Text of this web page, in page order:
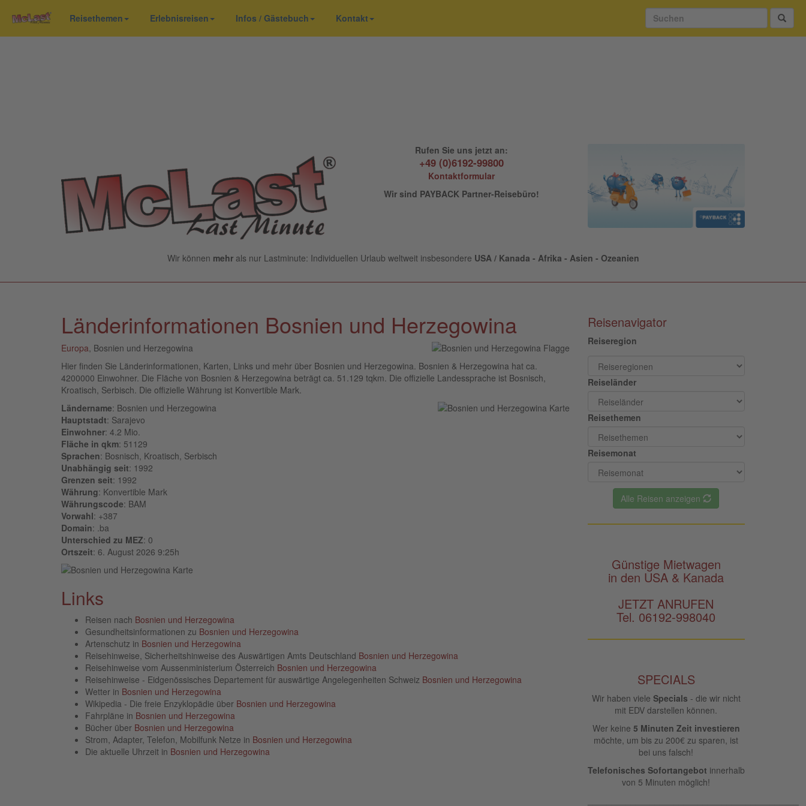
Rufen Sie uns jetzt an:
+49 (0)6192-99800
Kontaktformular
Wir sind PAYBACK Partner-Reisebüro!
Wir können mehrals nur Lastminute: Individuellen Urlaub weltweit insbesondere USA / Kanada - Afrika - Asien - Ozeanien
Reisethemen Erlebnisreisen Infos / Gästebuch Kontakt
Länderinformationen Bosnien und Herzegowina
Europa , Bosnien und Herzegowina
Hier finden Sie Länderinformationen, Karten, Links und mehr über Bosnien und Herzegowina. Bosnien & Herzegowina hat ca.
4200000 Einwohner. Die Fläche von Bosnien & Herzegowina beträgt ca. 51.129 tqkm. Die offizielle Landessprache ist Bosnisch,
Kroatisch, Serbisch. Die offizielle Währung ist Konvertible Mark.
Ländername: Bosnien und Herzegowina
Hauptstadt: Sarajevo
Einwohner: 4.2 Mio.
Fläche in qkm: 51129
Sprachen: Bosnisch, Kroatisch, Serbisch
Unabhängig seit: 1992
Grenzen seit: 1992
Währung: Konvertible Mark
Währungscode: BAM
Vorwahl: +387
Domain: .ba
Unterschied zu MEZ: 0
Ortszeit: 6. August 2026 9:25h
Links
Reisen nach Bosnien und Herzegowina
Gesundheitsinformationen zu Bosnien und Herzegowina
Artenschutz in Bosnien und Herzegowina
Reisehinweise, Sicherheitshinweise des Auswärtigen Amts Deutschland Bosnien und Herzegowina
Reisehinweise vom Aussenministerium Österreich Bosnien und Herzegowina
Reisehinweise - Eidgenössisches Departement für auswärtige Angelegenheiten Schweiz Bosnien und Herzegowina
Wetter in Bosnien und Herzegowina
Wikipedia - Die freie Enzyklopädie über Bosnien und Herzegowina
Fahrpläne in Bosnien und Herzegowina
Bücher über Bosnien und Herzegowina
Strom, Adapter, Telefon, Mobilfunk Netze in Bosnien und Herzegowina
Die aktuelle Uhrzeit in Bosnien und Herzegowina
Reisenavigator
Reiseregion
Reiseländer
Reisethemen
Reisemonat
Alle Reisen anzeigen
Günstige Mietwagen
in den USA & Kanada
JETZT ANRUFEN
Tel. 06192-998040
SPECIALS
Wir haben viele Specials - die wir nicht
mit EDV darstellen können.
Wer keine 5 Minuten Zeit investieren
möchte, um bis zu 200€ zu sparen, ist
bei uns falsch!
Telefonisches Sofortangebot innerhalb
von 5 Minuten möglich!